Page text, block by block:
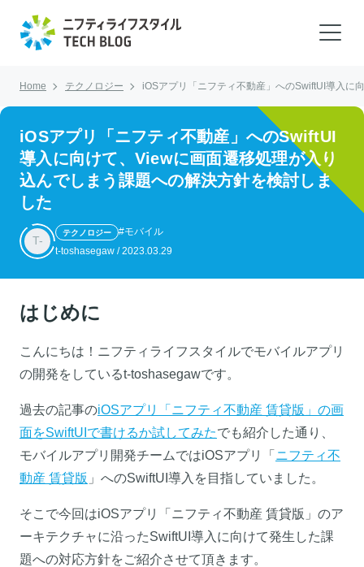
Home テクノロジー iOSアプリ「ニフティ不動産」へのSwiftUI導入に
iOSアプリ「ニフティ不動産」へのSwiftUI
導入に向けて、Viewに画面遷移処理が入り
込んでしまう課題への解決方針を検討しま
した
T-
テクノロジー
#モバイル
t-toshasegaw / 2023.03.29
はじめに
こんにちは！ニフティライフスタイルでモバイルアプリ
の開発をしているt-toshasegawです。
過去の記事のiOSアプリ「ニフティ不動産 賃貸版」の画
面をSwiftUIで書けるか試してみたでも紹介した通り、
モバイルアプリ開発チームではiOSアプリ「 ニフティ不
動産 賃貸版 」へのSwiftUI導入を目指していました。
そこで今回はiOSアプリ「ニフティ不動産 賃貸版」のア
ーキテクチャに沿ったSwiftUI導入に向けて発生した課
題への対応方針をご紹介させて頂きます。